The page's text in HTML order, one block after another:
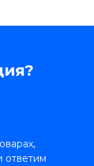
ответим